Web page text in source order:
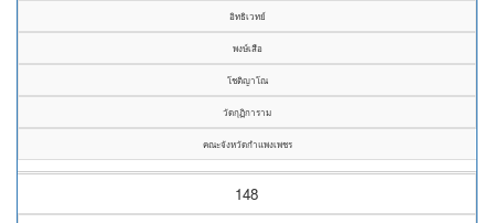
อิทธิเวทย์
พงษ์เสือ
โชติญาโณ
วัดกุฏิการาม
คณะจังหวัดกำแพงเพชร
148